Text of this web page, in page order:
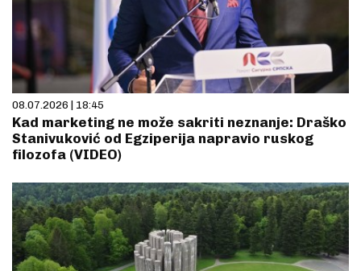
08.07.2026 | 18:45
Kad marketing ne može sakriti neznanje: Draško
Stanivuković od Egziperija napravio ruskog
filozofa (VIDEO)